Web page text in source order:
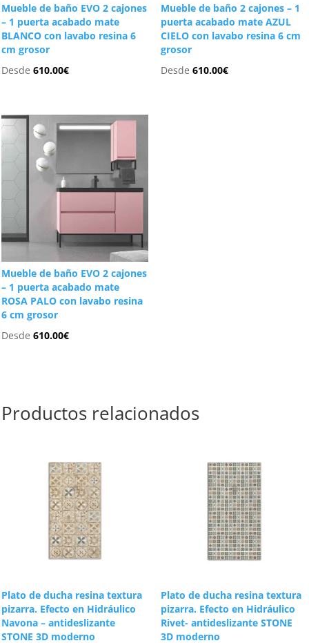
Mueble de baño EVO 2 cajones
– 1 puerta acabado mate
BLANCO con lavabo resina 6
cm grosor
Desde610.00€
Mueble de baño 2 cajones – 1
puerta acabado mate AZUL
CIELO con lavabo resina 6 cm
grosor
Desde 610.00€
Mueble de baño EVO 2 cajones
– 1 puerta acabado mate
ROSA PALO con lavabo resina
6 cm grosor
Desde610.00€
Productos relacionados
Plato de ducha resina textura
pizarra. Efecto en Hidráulico
Navona – antideslizante
STONE 3D moderno
Plato de ducha resina textura
pizarra. Efecto en Hidráulico
Rivet- antideslizante STONE
3D moderno